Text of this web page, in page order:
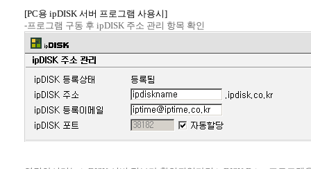
[PC용 ipDISK 서버 프로그램 사용시]
-프로그램 구동 후 ipDISK 주소 관리 항목 확인